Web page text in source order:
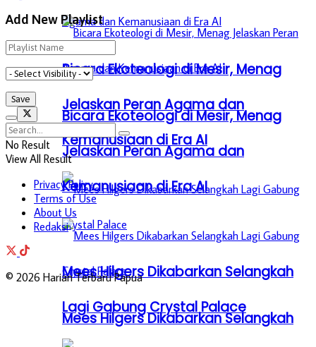
Bicara Ekoteologi di Mesir, Menag
Jelaskan Peran Agama dan
Kemanusiaan di Era AI
Mees Hilgers Dikabarkan Selangkah
Lagi Gabung Crystal Palace
Bicara Ekoteologi di Mesir, Menag
Jelaskan Peran Agama dan
Kemanusiaan di Era AI
Mees Hilgers Dikabarkan Selangkah
Add New Playlist
No Result
View All Result
Privacy Policy
Terms of Use
About Us
Redaksi
© 2026 Harian Terbaru Papua